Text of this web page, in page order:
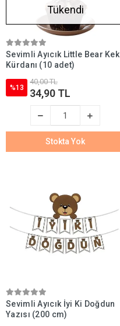
Tükendi
Sevimli Ayıcık Little Bear Kek
Kürdanı (10 adet)
%13
40,00 TL
34,90 TL
Stokta Yok
Sevimli Ayıcık İyi Ki Doğdun
Yazısı (200 cm)